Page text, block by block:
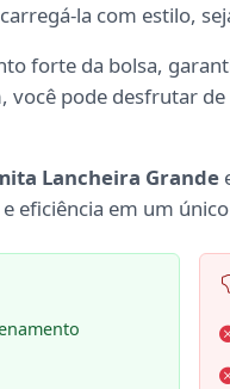
la com estilo,
forte da bolsa,
pode desfrutar
Lancheira Grande
eficiência em um